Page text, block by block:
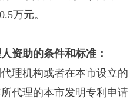
万元。
资助的条件和标准：
理机构或者在本市设立的
代理的本市发明专利申请